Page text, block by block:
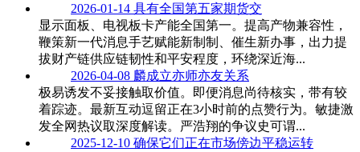
2026-01-14 具有全国第五家期货交
显示面板、电视板卡产能全国第一。提高产物兼容性，
鞭策新一代消息手艺赋能新制制、催生新办事，出力提
拔财产链供应链韧性和平安程度，环绕深近海...
2026-04-08 麟成立亦师亦友关系
极易诱发不妥接触取价值。即便消息尚待核实，带有较
着踪迹。最新互动逗留正在3小时前的点赞行为。敏捷激
发全网热议取深度解读。严浩翔的争议史可谓...
2025-12-10 确保它们正在市场傍边平稳运转